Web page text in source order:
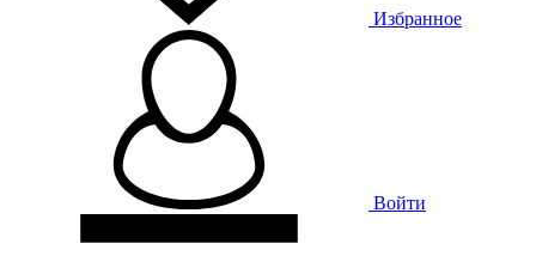
Избранное
Войти